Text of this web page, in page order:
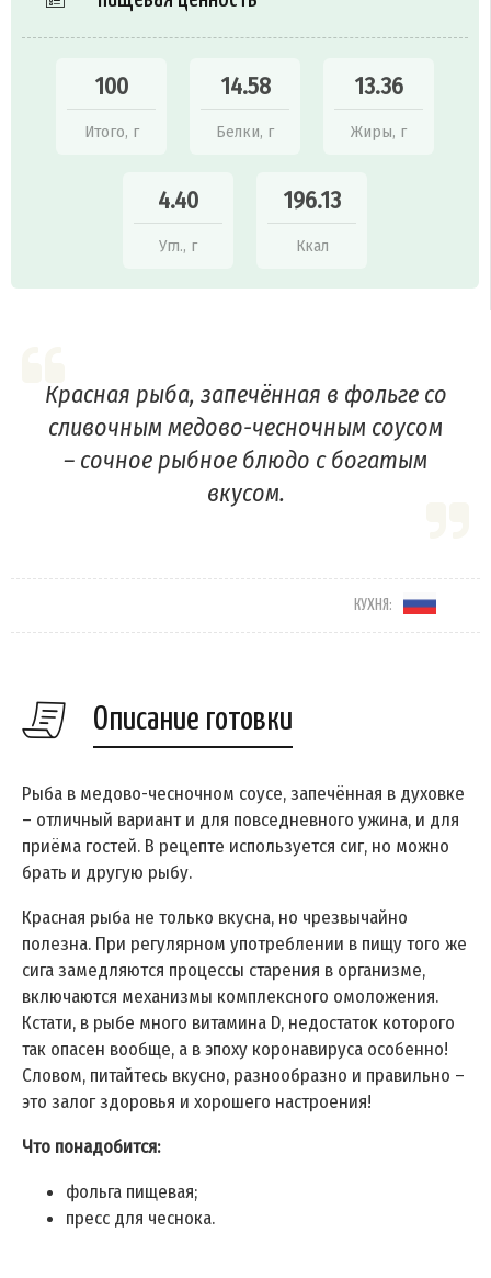
100
Итого, г
14.58
Белки, г
13.36
Жиры, г
4.40
Угл., г
196.13
Ккал
Красная рыба, запечённая в фольге со
сливочным медово-чесночным соусом
– сочное рыбное блюдо с богатым
вкусом.
КУХНЯ:
Описание готовки
Рыба в медово-чесночном соусе, запечённая в духовке
– отличный вариант и для повседневного ужина, и для
приёма гостей. В рецепте используется сиг, но можно
брать и другую рыбу.
Красная рыба не только вкусна, но чрезвычайно
полезна. При регулярном употреблении в пищу того же
сига замедляются процессы старения в организме,
включаются механизмы комплексного омоложения.
Кстати, в рыбе много витамина D, недостаток которого
так опасен вообще, а в эпоху коронавируса особенно!
Словом, питайтесь вкусно, разнообразно и правильно –
это залог здоровья и хорошего настроения!
Что понадобится:
фольга пищевая;
пресс для чеснока.